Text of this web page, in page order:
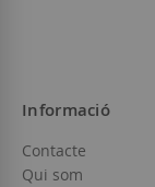
Informació
Contacte
Qui som